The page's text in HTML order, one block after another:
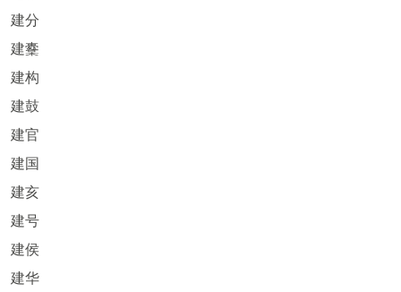
建分
建櫜
建构
建鼓
建官
建国
建亥
建号
建侯
建华